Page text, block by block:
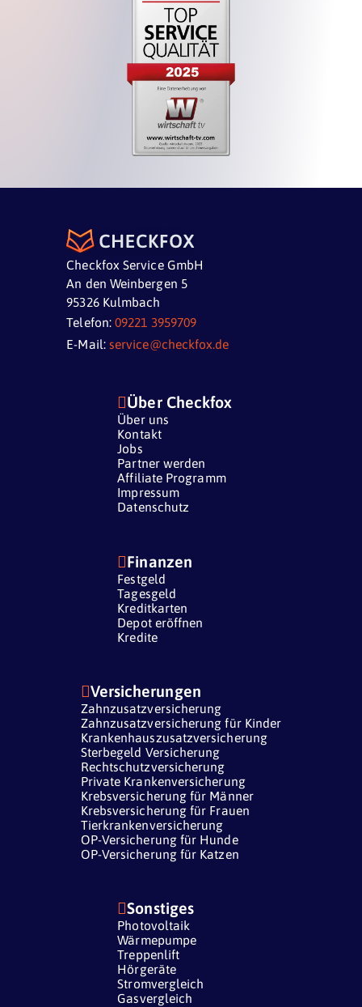
Checkfox Service GmbH
An den Weinbergen 5
95326 Kulmbach
Telefon:09221 3959709
E-Mail: service@checkfox.de
Über Checkfox
Über uns
Kontakt
Jobs
Partner werden
Affiliate Programm
Impressum
Datenschutz
Versicherungen
Zahnzusatzversicherung
Zahnzusatzversicherung für Kinder
Krankenhauszusatzversicherung
Sterbegeld Versicherung
Rechtschutzversicherung
Private Krankenversicherung
Krebsversicherung für Männer
Krebsversicherung für Frauen
Tierkrankenversicherung
OP-Versicherung für Hunde
OP-Versicherung für Katzen
Finanzen
Festgeld
Tagesgeld
Kreditkarten
Depot eröffnen
Kredite
Sonstiges
Photovoltaik
Wärmepumpe
Treppenlift
Hörgeräte
Stromvergleich
Gasvergleich